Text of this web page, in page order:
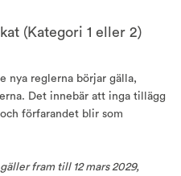
(Kategori 1 eller 2)
nya reglerna börjar gälla,
Det innebär att inga tillägg
förfarandet blir som
fram till 12 mars 2029,